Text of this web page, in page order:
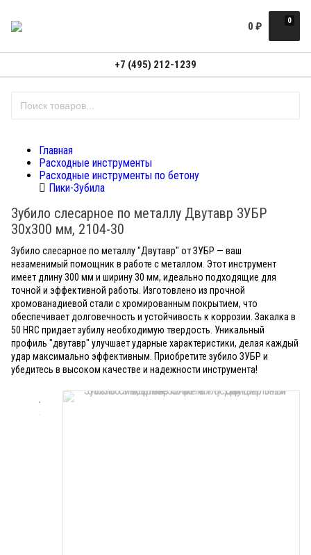
0
0 ₽
+7 (495) 212-1239
Главная
Расходные инструменты
Расходные инструменты по бетону
Пики-Зубила
Зубило слесарное по металлу Двутавр ЗУБР
30х300 мм, 2104-30
Зубило слесарное по металлу "Двутавр" от ЗУБР — ваш
незаменимый помощник в работе с металлом. Этот инструмент
имеет длину 300 мм и ширину 30 мм, идеально подходящие для
точной и эффективной работы. Изготовлено из прочной
хромованадиевой стали с хромированным покрытием, что
обеспечивает долговечность и устойчивость к коррозии. Закалка в
50 HRC придает зубилу необходимую твердость. Уникальный
профиль "двутавр" улучшает ударные характеристики, делая каждый
удар максимально эффективным. Приобретите зубило ЗУБР и
убедитесь в высоком качестве и надежности инструмента!